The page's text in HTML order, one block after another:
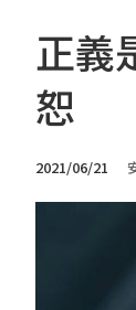
正義
恕
2021/06/21